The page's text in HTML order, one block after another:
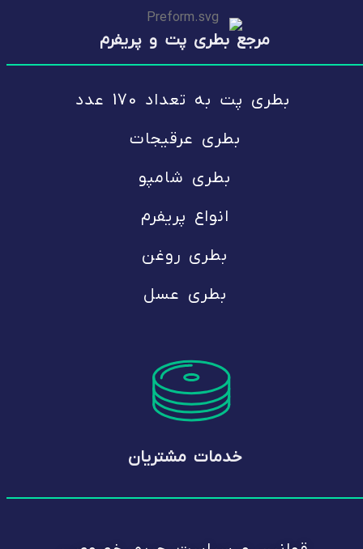
مرجع بطری پت و پریفرم
بطری پت به تعداد 170 عدد
بطری عرقیجات
بطری شامپو
انواع پریفرم
بطری روغن
بطری عسل
خدمات مشتریان